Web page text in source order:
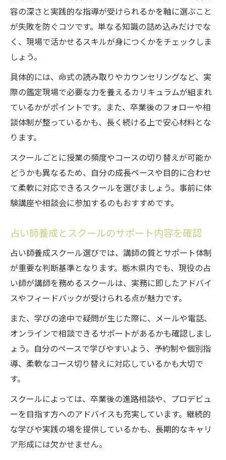
容の深さと実践的な指導が受けられるかを軸に選ぶこと
が失敗を防ぐコツです。単なる知識の詰め込みだけでな
く、現場で活かせるスキルが身につくかをチェックしま
しょう。
具体的には、命式の読み取りやカウンセリングなど、実
際の鑑定現場で必要な力を養えるカリキュラムが組まれ
ているかがポイントです。また、卒業後のフォローや相
談体制が整っているかも、長く続ける上で安心材料とな
ります。
スクールごとに授業の頻度やコースの切り替えが可能か
どうかも異なるため、自分の成長ペースや目的に合わせ
て柔軟に対応できるスクールを選びましょう。事前に体
験講座や相談会に参加するのもおすすめです。
占い師養成とスクールのサポート内容を確認
占い師養成スクール選びでは、講師の質とサポート体制
が重要な判断基準となります。栃木県内でも、現役の占
い師が講師を務めるスクールは、実務に即したアドバイ
スやフィードバックが受けられる点が魅力です。
また、学びの途中で疑問が生じた際に、メールや電話、
オンラインで相談できるサポートがあるかも確認しまし
ょう。自分のペースで学びやすいよう、予約制や個別指
導、柔軟なコース切り替えに対応しているかも大切で
す。
スクールによっては、卒業後の進路相談や、プロデビュ
ーを目指す方へのアドバイスも充実しています。継続的
な学びや実践の場を提供しているかも、長期的なキャリ
ア形成には欠かせません。